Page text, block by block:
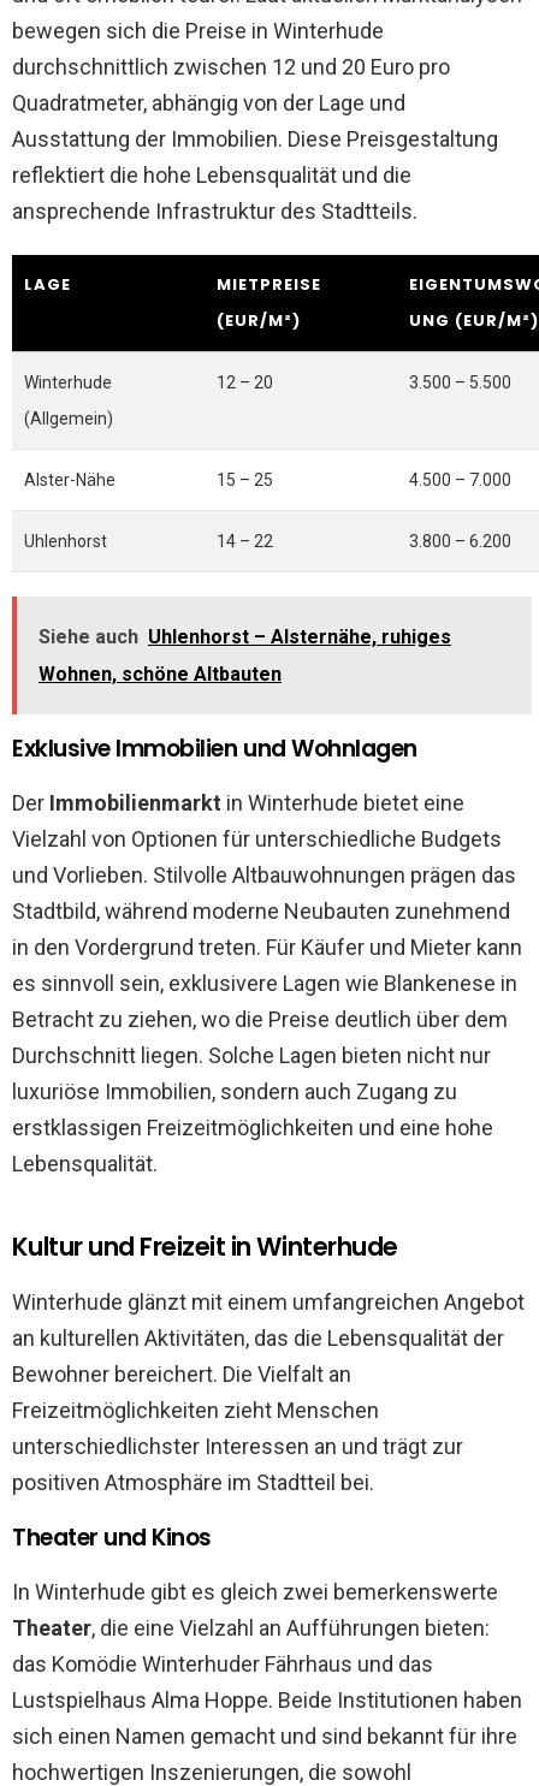
bewegen sich die Preise in Winterhude
durchschnittlich zwischen 12 und 20 Euro pro
Quadratmeter, abhängig von der Lage und
Ausstattung der Immobilien. Diese Preisgestaltung
reflektiert die hohe Lebensqualität und die
ansprechende Infrastruktur des Stadtteils.
LAGE
MIETPREISE
(EUR/M²)
UNG (EUR/M²)
Winterhude
(Allgemein)
12 – 20 3.500 – 5.500
Alster-Nähe 15 – 25 4.500 – 7.000
Uhlenhorst 14 – 22 3.800 – 6.200
Siehe auch Uhlenhorst – Alsternähe, ruhiges
Wohnen, schöne Altbauten
Exklusive Immobilien und Wohnlagen
Der Immobilienmarkt in Winterhude bietet eine
Vielzahl von Optionen für unterschiedliche Budgets
und Vorlieben. Stilvolle Altbauwohnungen prägen das
Stadtbild, während moderne Neubauten zunehmend
in den Vordergrund treten. Für Käufer und Mieter kann
es sinnvoll sein, exklusivere Lagen wie Blankenese in
Betracht zu ziehen, wo die Preise deutlich über dem
Durchschnitt liegen. Solche Lagen bieten nicht nur
luxuriöse Immobilien, sondern auch Zugang zu
erstklassigen Freizeitmöglichkeiten und eine hohe
Lebensqualität.
Kultur und Freizeit in Winterhude
Winterhude glänzt mit einem umfangreichen Angebot
an kulturellen Aktivitäten, das die Lebensqualität der
Bewohner bereichert. Die Vielfalt an
Freizeitmöglichkeiten zieht Menschen
unterschiedlichster Interessen an und trägt zur
positiven Atmosphäre im Stadtteil bei.
Theater und Kinos
In Winterhude gibt es gleich zwei bemerkenswerte
Theater, die eine Vielzahl an Aufführungen bieten:
das Komödie Winterhuder Fährhaus und das
Lustspielhaus Alma Hoppe. Beide Institutionen haben
sich einen Namen gemacht und sind bekannt für ihre
hochwertigen Inszenierungen, die sowohl